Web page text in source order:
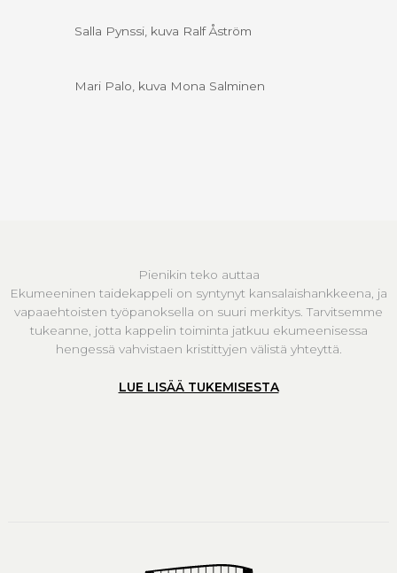
Salla Pynssi, kuva Ralf Åström
Mari Palo, kuva Mona Salminen
Pienikin teko auttaa
Ekumeeninen taidekappeli on syntynyt kansalaishankkeena, ja
vapaaehtoisten työpanoksella on suuri merkitys. Tarvitsemme
tukeanne, jotta kappelin toiminta jatkuu ekumeenisessa
hengessä vahvistaen kristittyjen välistä yhteyttä.
LUE LISÄÄ TUKEMISESTA